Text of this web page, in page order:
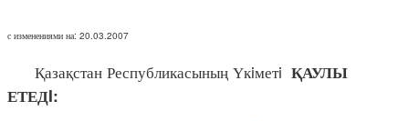
с изменениями на: 20.03.2007
Қазақстан Республикасының Үкiметi ҚАУЛЫ
ЕТЕДI: